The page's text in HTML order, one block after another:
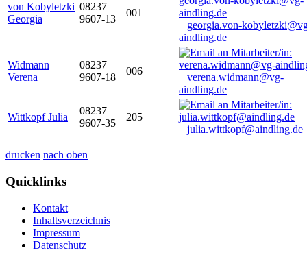
von Kobyletzki
Georgia
08237
9607-13
001
georgia.von-
aindling.de
Widmann
Verena
08237
9607-18
006
verena.widmann@vg-
aindling.de
Wittkopf Julia
08237
9607-35
205
julia.wittkopf@aindling.de
drucken nach oben
Quicklinks
Kontakt
Inhaltsverzeichnis
Impressum
Datenschutz